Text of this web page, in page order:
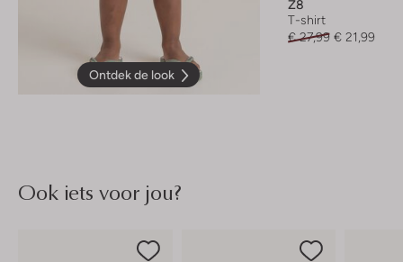
Ontdek de look
Z8
T-shirt
€ 27,99 € 21,99
Ook iets voor jou?